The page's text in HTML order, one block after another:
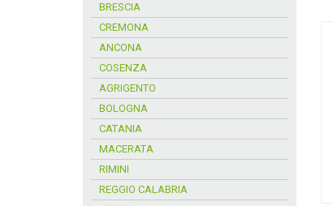
BRESCIA
CREMONA
ANCONA
COSENZA
AGRIGENTO
BOLOGNA
CATANIA
MACERATA
RIMINI
REGGIO CALABRIA